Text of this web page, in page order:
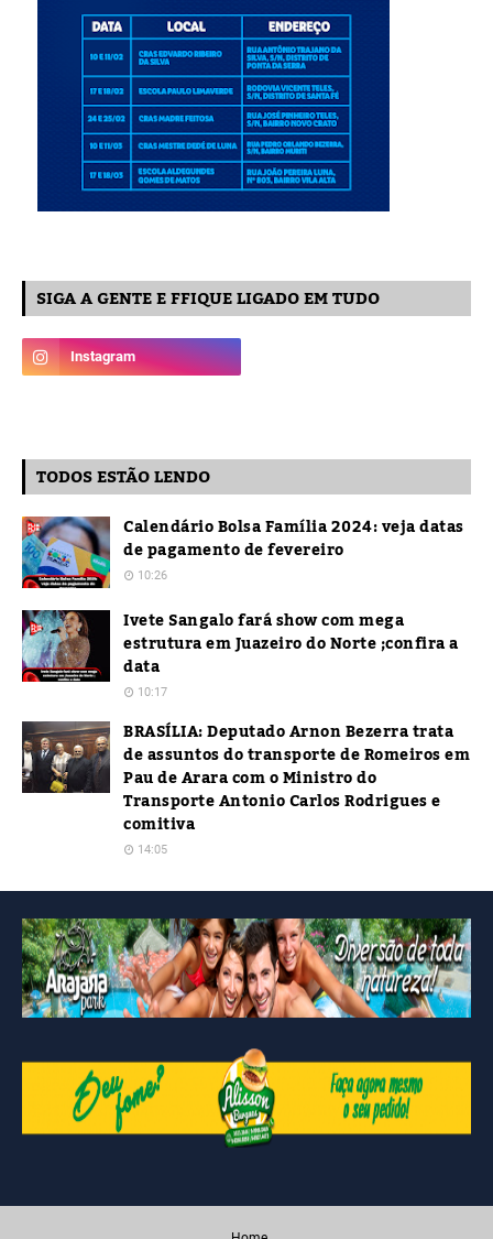
SIGA A GENTE E FFIQUE LIGADO EM TUDO
TODOS ESTÃO LENDO
Calendário Bolsa Família 2024: veja datas
de pagamento de fevereiro
10:26
Ivete Sangalo fará show com mega
estrutura em Juazeiro do Norte ;confira a
data
10:17
BRASÍLIA: Deputado Arnon Bezerra trata
de assuntos do transporte de Romeiros em
Pau de Arara com o Ministro do
Transporte Antonio Carlos Rodrigues e
comitiva
14:05